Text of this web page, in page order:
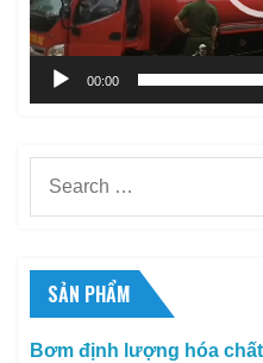
00:00
SẢN PHẨM
Bơm định lượng hóa